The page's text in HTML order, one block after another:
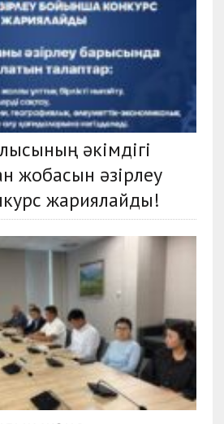
әкімдігі
жобасын әзірлеу
жариялайды!